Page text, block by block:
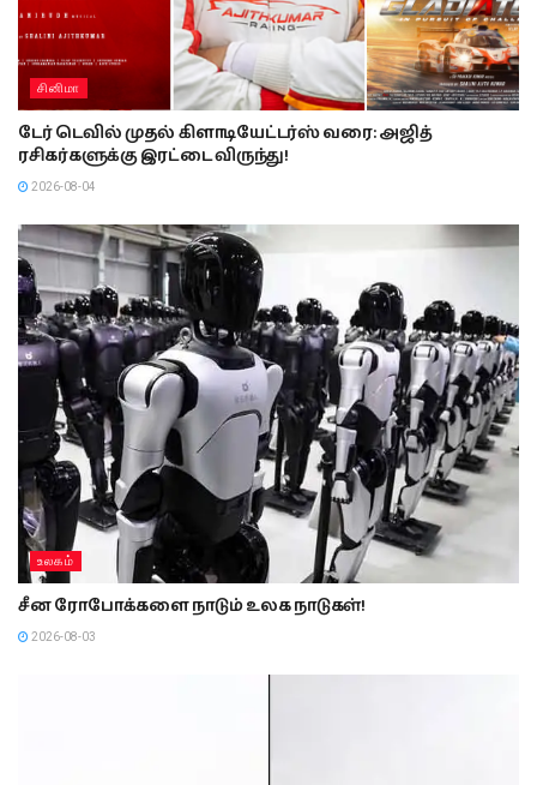
சினிமா
டேர் டெவில் முதல் கிளாடியேட்டர்ஸ் வரை: அஜித்
ரசிகர்களுக்கு இரட்டை விருந்து!
2026-08-04
உலகம்
சீன ரோபோக்களை நாடும் உலக நாடுகள்!
2026-08-03